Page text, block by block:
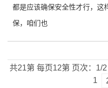
都是应该确保安全性才行，这
保，咱们也
共21第 每页12第 页次：1/2
1